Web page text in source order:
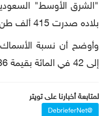
"الشرق الأوسط"
بلاده صدرت 415 ألف طن بقيمة 85 مليار ريال يمني.
وأوضح أن نسبة
إلى 42 في المائة بقيمة 36 مليار ريال.
لمتابعة أخبارنا على تويتر
@DebrieferNet